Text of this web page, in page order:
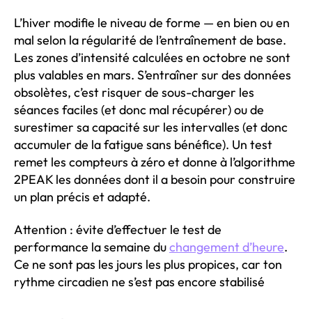
L’hiver modifie le niveau de forme — en bien ou en
mal selon la régularité de l’entraînement de base.
Les zones d’intensité calculées en octobre ne sont
plus valables en mars. S’entraîner sur des données
obsolètes, c’est risquer de sous-charger les
séances faciles (et donc mal récupérer) ou de
surestimer sa capacité sur les intervalles (et donc
accumuler de la fatigue sans bénéfice). Un test
remet les compteurs à zéro et donne à l’algorithme
2PEAK les données dont il a besoin pour construire
un plan précis et adapté.
Attention : évite d’effectuer le test de
performance la semaine duchangement d’heure.
Ce ne sont pas les jours les plus propices, car ton
rythme circadien ne s’est pas encore stabilisé